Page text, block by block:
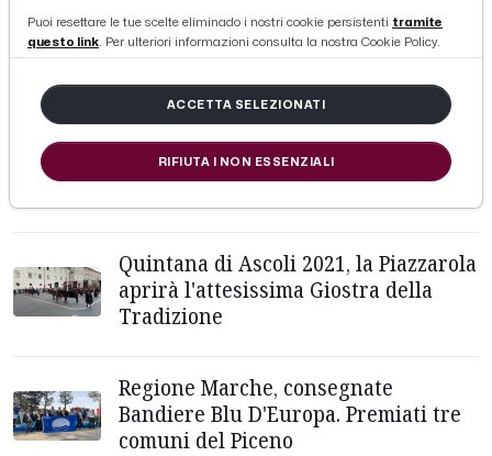
Ascoli-Viterbese 2-0, la voce di Sottil:
“Bene i nuovi acquisti. Giochiamo
sempre per vincere”
Quintana di Ascoli 2021, la Piazzarola
aprirà l'attesissima Giostra della
Tradizione
Regione Marche, consegnate
Bandiere Blu D'Europa. Premiati tre
comuni del Piceno
Puoi resettare le tue scelte eliminado i nostri cookie persistenti tramite
questo link. Per ulteriori informazioni consulta la nostra Cookie Policy.
ACCETTA SELEZIONATI
RIFIUTA I NON ESSENZIALI